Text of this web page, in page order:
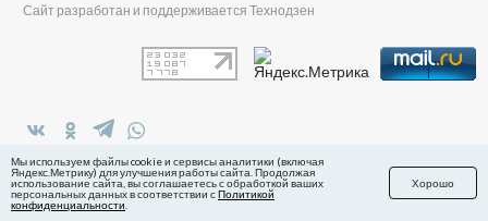
в Яндекс.Дзен
Сайт разработан и поддерживается Технодзен
Мы используем файлы cookie и сервисы аналитики (включая
Яндекс.Метрику) для улучшения работы сайта. Продолжая
использование сайта, вы соглашаетесь с обработкой ваших
персональных данных в соответствии сПолитикой
конфиденциальности
Хорошо